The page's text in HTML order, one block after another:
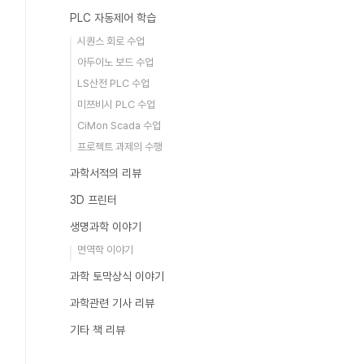
PLC 자동제어 학습
시퀀스 회로 수업
아두이노 보드 수업
LS산전 PLC 수업
미쯔비시 PLC 수업
CiMon Scada 수업
프로젝트 과제의 수행
과학서적의 리뷰
3D 프린터
생명과학 이야기
면역학 이야기
과학 토막상식 이야기
과학관련 기사 리뷰
기타 책 리뷰